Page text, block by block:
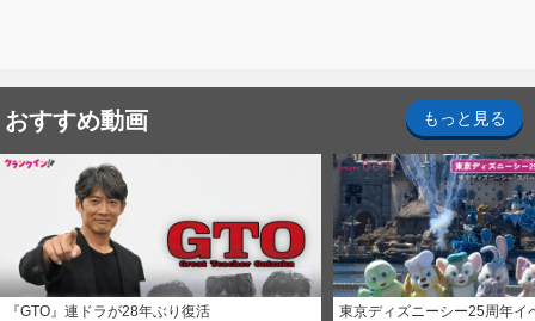
おすすめ動画 もっと見る
『GTO』連ドラが28年ぶり復活 東京ディズニーシー25周年イ